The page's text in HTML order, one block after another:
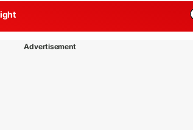
Advertisement